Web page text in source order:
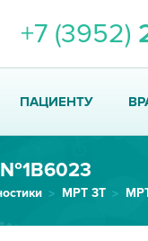
+7 (3952)
ПАЦИЕНТУ
№1В6023
МРТ 3Т